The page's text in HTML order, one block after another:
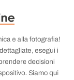
e alla fotografia!
esegui i
decisioni
Siamo qui